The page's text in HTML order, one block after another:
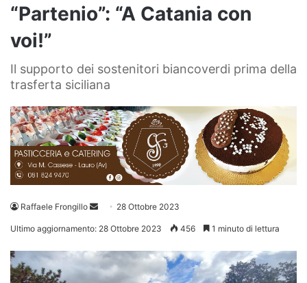
“Partenio”: “A Catania con
voi!”
Il supporto dei sostenitori biancoverdi prima della
trasferta siciliana
Raffaele Frongillo
Invia 28 Ottobre 2023
Ultimo aggiornamento: 28 Ottobre 2023 456 1 minuto di lettura